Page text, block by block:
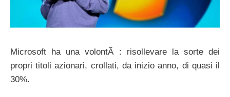
Microsoft ha una volontÃ : risollevare la sorte dei
propri titoli azionari, crollati, da inizio anno, di quasi il
30%.